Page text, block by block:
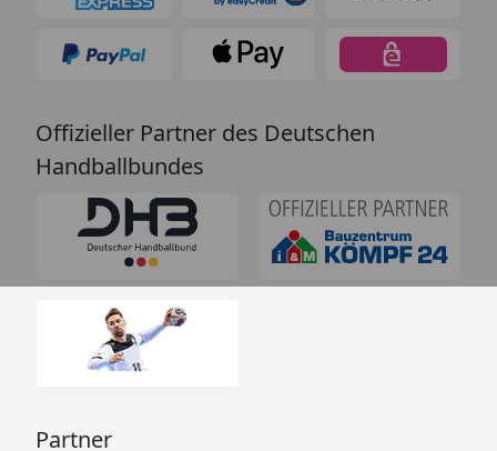
Offizieller Partner des Deutschen
Handballbundes
Partner